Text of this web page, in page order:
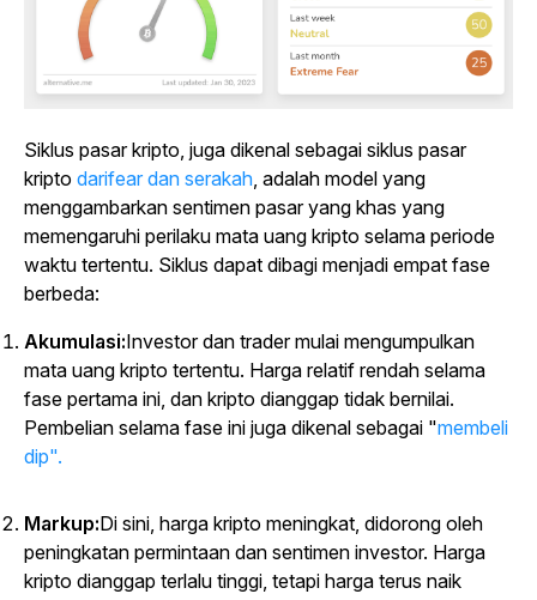
Siklus pasar kripto, juga dikenal sebagai siklus pasar
kripto darifear dan serakah, adalah model yang
menggambarkan sentimen pasar yang khas yang
memengaruhi perilaku mata uang kripto selama periode
waktu tertentu. Siklus dapat dibagi menjadi empat fase
berbeda:
Akumulasi:Investor dan trader mulai mengumpulkan
mata uang kripto tertentu. Harga relatif rendah selama
fase pertama ini, dan kripto dianggap tidak bernilai.
Pembelian selama fase ini juga dikenal sebagai "membeli
dip".
Markup:Di sini, harga kripto meningkat, didorong oleh
peningkatan permintaan dan sentimen investor. Harga
kripto dianggap terlalu tinggi, tetapi harga terus naik